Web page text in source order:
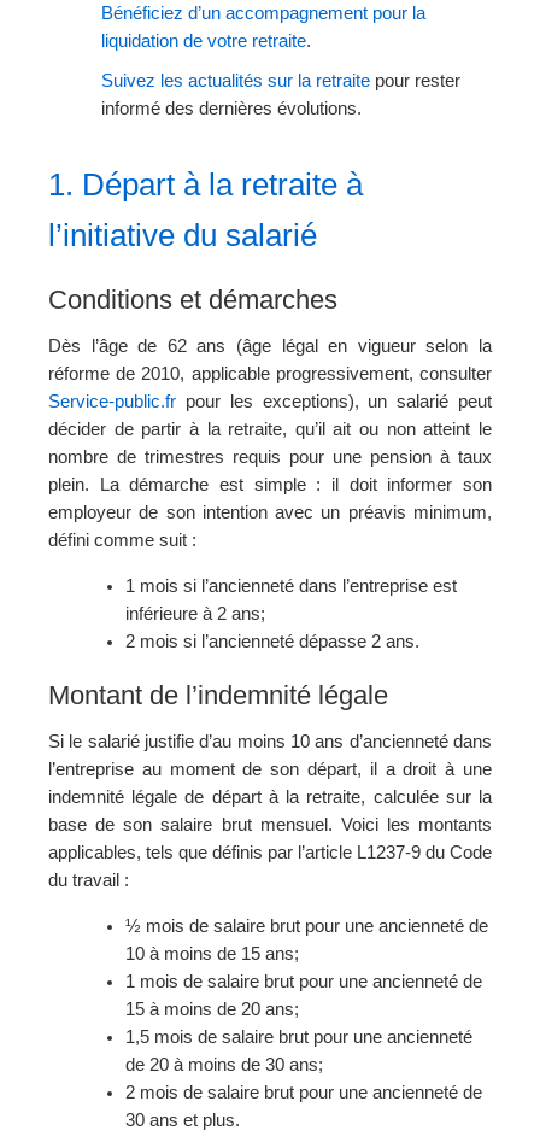
Bénéficiez d’un accompagnement pour la
liquidation de votre retraite.
Suivez les actualités sur la retraitepour rester
informé des dernières évolutions.
1. Départ à la retraite à
l’initiative du salarié
Conditions et démarches
Dès l’âge de 62 ans (âge légal en vigueur selon la
réforme de 2010, applicable progressivement, consulter
Service-public.fr pour les exceptions), un salarié peut
décider de partir à la retraite, qu’il ait ou non atteint le
nombre de trimestres requis pour une pension à taux
plein. La démarche est simple : il doit informer son
employeur de son intention avec un préavis minimum,
défini comme suit :
1 mois si l’ancienneté dans l’entreprise est
inférieure à 2 ans;
2 mois si l’ancienneté dépasse 2 ans.
Montant de l’indemnité légale
Si le salarié justifie d’au moins 10 ans d’ancienneté dans
l’entreprise au moment de son départ, il a droit à une
indemnité légale de départ à la retraite, calculée sur la
base de son salaire brut mensuel. Voici les montants
applicables, tels que définis par l’article L1237-9 du Code
du travail :
½ mois de salaire brut pour une ancienneté de
10 à moins de 15 ans;
1 mois de salaire brut pour une ancienneté de
15 à moins de 20 ans;
1,5 mois de salaire brut pour une ancienneté
de 20 à moins de 30 ans;
2 mois de salaire brut pour une ancienneté de
30 ans et plus.